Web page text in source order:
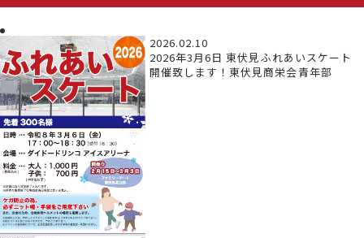
2026.02.10
2026年3月6日 東伏見ふれあいスケート
開催致します！東伏見商栄会青年部